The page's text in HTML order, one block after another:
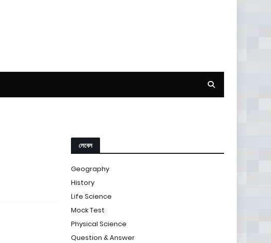
লেবেল
Geography
History
Life Science
Mock Test
Physical Science
Question & Answer